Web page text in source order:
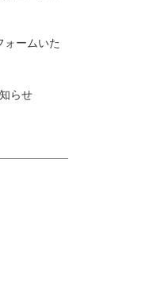
ォームいた
らせ